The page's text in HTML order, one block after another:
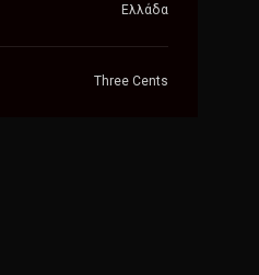
Ελλάδα
Three Cents